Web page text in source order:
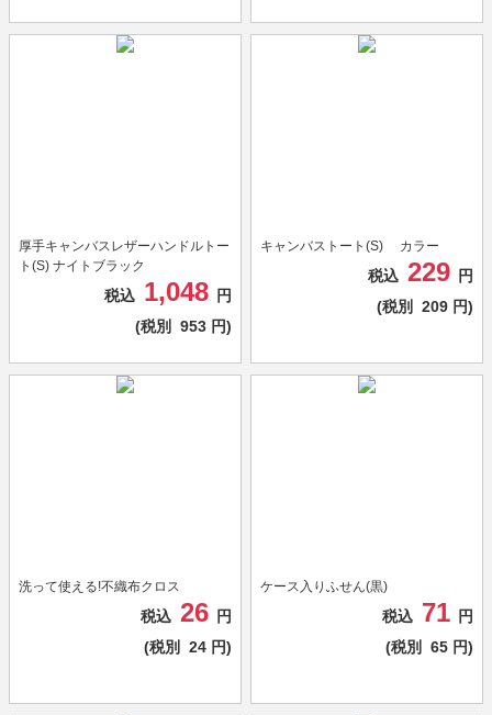
厚手キャンバスレザーハンドルトー
ト(S) ナイトブラック
税込 1,048
円
(税別
953 円)
キャンバストート(S) カラー
税込 229
円
(税別
209 円)
洗って使える!不織布クロス
税込 26
円
(税別
24 円)
ケース入りふせん(黒)
税込 71
円
(税別
65 円)